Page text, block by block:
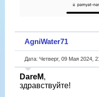
AgniWater71
Дата: Четверг, 09 Мая 2024,
DareM,
здравствуйте!